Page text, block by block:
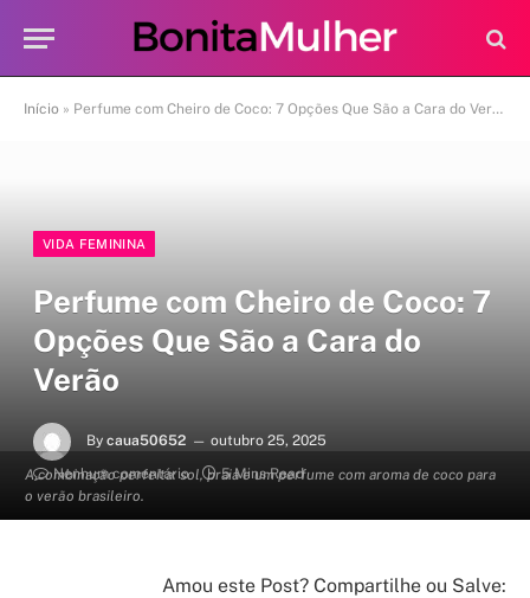
Início » Perfume com Cheiro de Coco: 7 Opções Que São a Cara do Verão
A combinação perfeita: sol, praia e um perfume com aroma de coco para
o verão brasileiro.
VIDA FEMININA
Perfume com Cheiro de Coco: 7
Opções Que São a Cara do
Verão
By caua50652
outubro 25, 2025
Nenhum comentário
5 Mins Read
Amou este Post? Compartilhe ou Salve: